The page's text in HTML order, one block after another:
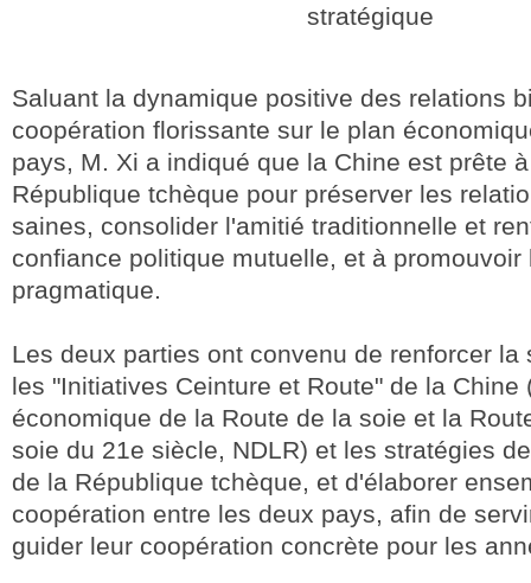
stratégique
Saluant la dynamique positive des relations
coopération florissante sur le plan
pays, M. Xi a indiqué que la Chine est prête
République tchèque pour préserver les
saines, consolider l'amitié traditionnelle et
confiance politique mutuelle, et à promouvoir
pragmatique.
Les deux parties ont convenu de renforcer la
les "Initiatives Ceinture et Route" de la Chine
économique de la Route de la soie et la
soie du 21e siècle, NDLR) et les stratégies
de la République tchèque, et d'élaborer
coopération entre les deux pays, afin de
guider leur coopération concrète pour les